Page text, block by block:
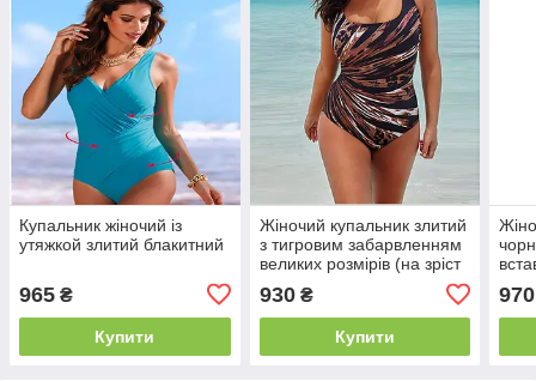
Купальник жіночий із
утяжкой злитий блакитний
965 ₴
Купити
Жіночий купальник злитий
з тигровим забарвленням
великих розмірів (на зріст
930₴
Купити
970